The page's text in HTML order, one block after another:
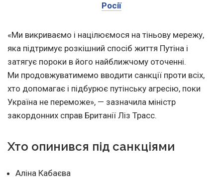
Росії
«Ми викриваємо і націлюємося на тіньову мережу,
яка підтримує розкішний спосіб життя Путіна і
затягує пороки в його найближчому оточенні.
Ми продовжуватимемо вводити санкції проти всіх,
хто допомагає і підбурює путінську агресію, поки
Україна не переможе», — зазначила міністр
закордонних справ Британії Ліз Трасс.
Хто опинився під санкціями
Аліна Кабаєва